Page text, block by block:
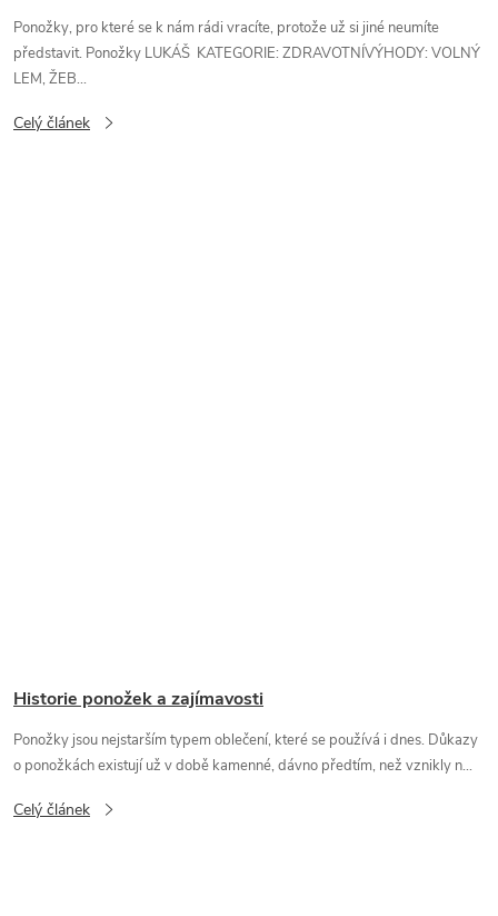
Ponožky, pro které se k nám rádi vracíte, protože už si jiné neumíte
představit. Ponožky LUKÁŠ KATEGORIE: ZDRAVOTNÍVÝHODY: VOLNÝ
LEM, ŽEB...
Celý článek
Historie ponožek a zajímavosti
Ponožky jsou nejstarším typem oblečení, které se používá i dnes. Důkazy
o ponožkách existují už v době kamenné, dávno předtím, než vznikly n...
Celý článek